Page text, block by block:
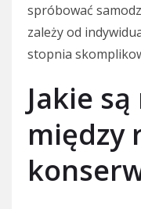
spróbować
zależy od
stopnia
Jakie
między